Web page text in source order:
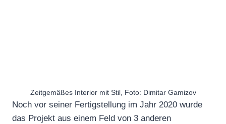
Zeitgemäßes Interior mit Stil, Foto: Dimitar Gamizov
Noch vor seiner Fertigstellung im Jahr 2020 wurde
das Projekt aus einem Feld von 3 anderen